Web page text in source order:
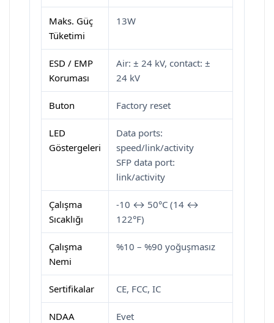
Maks. Güç
Tüketimi
13W
ESD / EMP
Koruması
Air: ± 24 kV, contact: ±
24 kV
Buton Factory reset
LED
Göstergeleri
Data ports:
speed/link/activity
SFP data port:
link/activity
Çalışma
Sıcaklığı
-10 ↔ 50°C (14 ↔
122°F)
Çalışma
Nemi
%10 – %90 yoğuşmasız
Sertifikalar CE, FCC, IC
NDAA
Evet